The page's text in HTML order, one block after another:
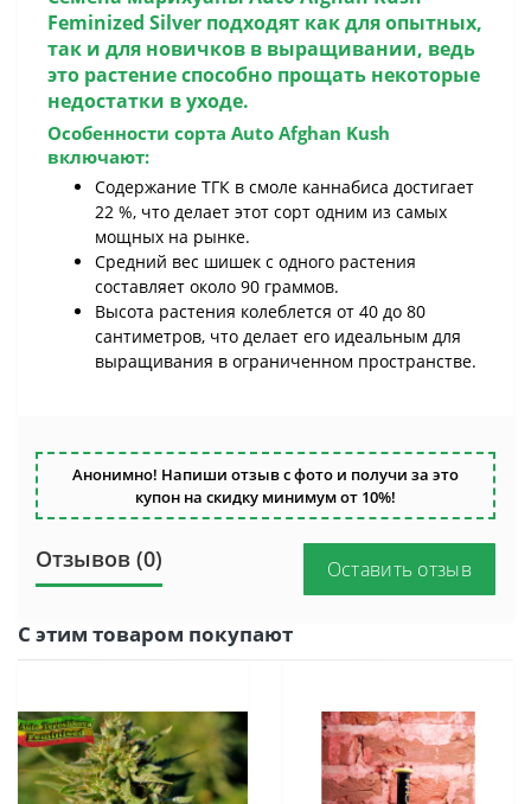
Feminized Silver подходят как для опытных,
так и для новичков в выращивании, ведь
это растение способно прощать некоторые
недостатки в уходе.
Особенности сорта Auto Afghan Kush
включают:
Содержание ТГК в смоле каннабиса достигает
22 %, что делает этот сорт одним из самых
мощных на рынке.
Средний вес шишек с одного растения
составляет около 90 граммов.
Высота растения колеблется от 40 до 80
сантиметров, что делает его идеальным для
выращивания в ограниченном пространстве.
Анонимно! Напиши отзыв с фото и получи за это
купон на скидку минимум от 10%!
Отзывов (0) Оставить отзыв
С этим товаром покупают